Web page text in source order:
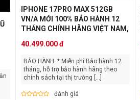
IPHONE 17PRO MAX 512GB
VN/A MỚI 100% BẢO HÀNH 12
THÁNG CHÍNH HÃNG VIỆT NAM,
40.499.000 đ
BẢO HÀNH: * Miễn phí Bảo hành 12
tháng, hỗ trợ bảo hành hãng theo
chính sách tại thị trường [...]
đánh giá